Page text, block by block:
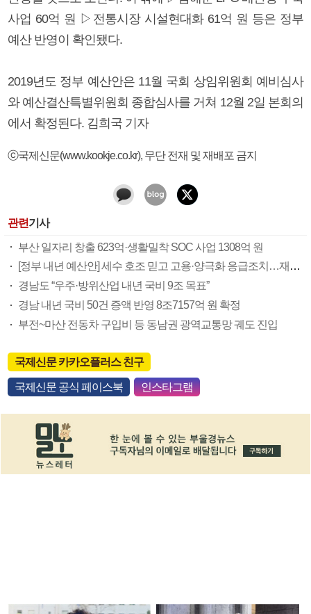
사업 60억 원 ▷전통시장 시설현대화 61억 원 등은 정부
예산 반영이 확인됐다.
2019년도 정부 예산안은 11월 국회 상임위원회 예비심사
와 예산결산특별위원회 종합심사를 거쳐 12월 2일 본회의
에서 확정된다. 김희국 기자
ⓒ국제신문(www.kookje.co.kr), 무단 전재 및 재배포 금지
관련기사
부산 일자리 창출 623억·생활밀착 SOC 사업 1308억 원
[정부 내년 예산안] 세수 호조 믿고 고용·양극화 응급조치…재정 건전성 우려
경남도 “우주·방위산업 내년 국비 9조 목표”
경남 내년 국비 50건 증액 반영 8조7157억 원 확정
부전~마산 전동차 구입비 등 동남권 광역교통망 궤도 진입
국제신문 카카오플러스 친구
국제신문 공식 페이스북 인스타그램